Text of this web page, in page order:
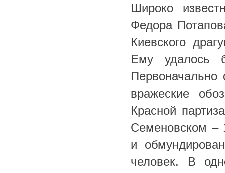
Широко
Федора
Киевского
Ему удалось
Первоначально
вражеские
Красной
Семеновском –
и
человек. В